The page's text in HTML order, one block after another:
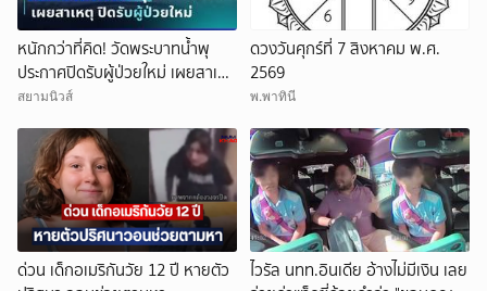
หนักกว่าที่คิด! วัดพระบาทน้ำพุ
ประกาศปิดรับผู้ป่วยใหม่ เผยสาเหตุ
สุดสะเทือนใจ
สยามนิวส์
ดวงวันศุกร์ที่ 7 สิงหาคม พ.ศ.
2569
พ.พาทินี
ด่วน เด็กอเมริกันวัย 12 ปี หายตัว
ไวรัล นทท.อินเดีย อ้างไม่มีเงิน เลย